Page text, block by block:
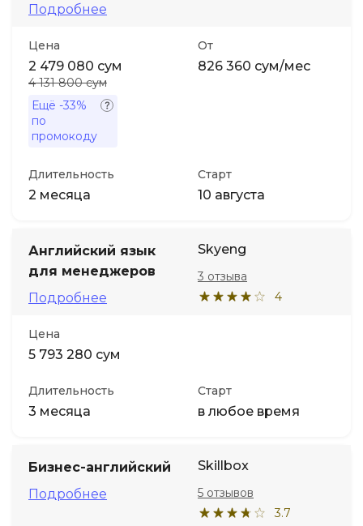
Подробнее
Цена
2 479 080 сум
4 131 800 сум
Ещё -33%
по
промокоду
От
826 360 сум/мес
Длительность
2 месяца
Старт
10 августа
Английский язык
для менеджеров
Подробнее
Skyeng
4
3 отзыва
Цена
5 793 280 сум
Длительность
3 месяца
Старт
в любое время
Бизнес-английский
Подробнее
Skillbox
3.7
5 отзывов